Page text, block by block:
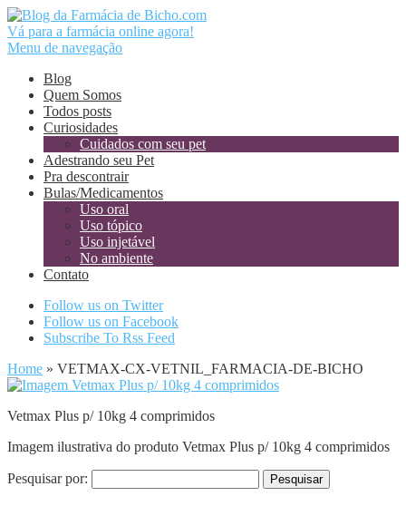
Vá para a farmácia online agora!
Menu de navegação
Blog
Quem Somos
Todos posts
Curiosidades
Cuidados com seu pet
Adestrando seu Pet
Pra descontrair
Bulas/Medicamentos
Uso oral
Uso tópico
Uso injetável
No ambiente
Contato
Follow us on Twitter
Follow us on Facebook
Subscribe To Rss Feed
Home » VETMAX-CX-VETNIL_FARMACIA-DE-BICHO
Vetmax Plus p/ 10kg 4 comprimidos
Imagem ilustrativa do produto Vetmax Plus p/ 10kg 4 comprimidos
Pesquisar por: